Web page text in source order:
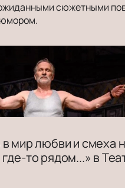
сюжетными
мир любви и смеха
то рядом...» в